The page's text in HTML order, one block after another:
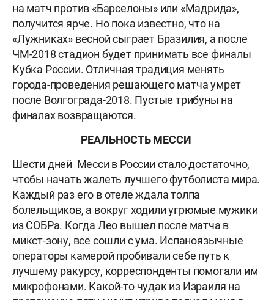
на матч против «Барселоны» или «Мадрида»,
получится ярче. Но пока известно, что на
«Лужниках» весной сыграет Бразилия, а после
ЧМ-2018 стадион будет принимать все финалы
Кубка России. Отличная традиция менять
города-проведения решающего матча умрет
после Волгограда-2018. Пустые трибуны на
финалах возвращаются.
РЕАЛЬНОСТЬ МЕССИ
Шести дней Месси в России стало достаточно,
чтобы начать жалеть лучшего футболиста мира.
Каждый раз его в отеле ждала толпа
болельщиков, а вокруг ходили угрюмые мужики
из СОБРа. Когда Лео вышел после матча в
микст-зону, все сошли с ума. Испаноязычные
операторы камерой пробивали себе путь к
лучшему ракурсу, корреспонденты помогали им
микрофонами. Какой-то чудак из Израиля на